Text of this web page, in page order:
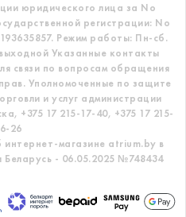
юридического лица за No
регистрации: No
Режим работы: Пн-сб.
Указанные контакты
связи по вопросам обращения
Уполномоченные по защите
и услуг администрации
+375 17 215-17-40, +375 17 215-
26
магазине atrium.by в
Беларусь - 06.05.2025 №748434